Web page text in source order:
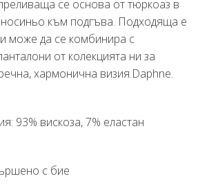
се основа от тюркоаз в
към подгъва. Подходяща е
може да се комбинира с
от колекцията ни за
хармонична визия.Daphne.
93% вискоза, 7% еластан
с бие